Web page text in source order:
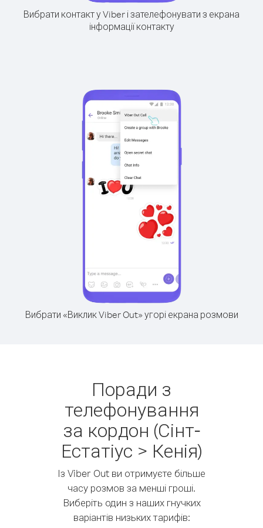
Вибрати контакт у Viber і зателефонувати з екрана
інформації контакту
Вибрати «Виклик Viber Out» угорі екрана розмови
Поради з
телефонування
за кордон (Сінт-
Естатіус > Кенія)
Із Viber Out ви отримуєте більше
часу розмов за менші гроші.
Виберіть один з наших гнучких
варіантів низьких тарифів: